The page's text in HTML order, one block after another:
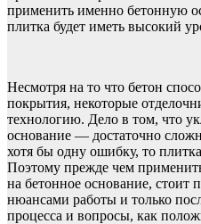
применить именно бетонную
плитка будет иметь высокий
Несмотря на то что бетон
покрытия, некоторые
технологию. Дело в том, что
основание — достаточно
хотя бы одну ошибку, то
Поэтому прежде чем
на бетонное основание, стоит
нюансами работы и только
процесса и вопросы, как